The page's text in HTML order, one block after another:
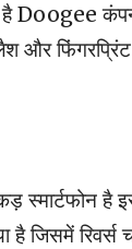
है Doogee
और
स्मार्टफोन
जिसमें रिवर्स